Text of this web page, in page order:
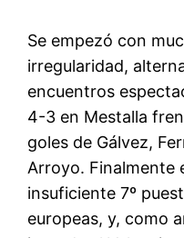
Se empezó con
irregularidad,
encuentros
4-3 en Mestalla
goles de Gálvez,
Arroyo. Finalmente
insuficiente 7º
europeas, y, como